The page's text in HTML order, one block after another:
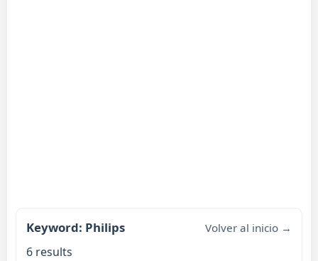
Keyword: Philips Volver al inicio →
6 results